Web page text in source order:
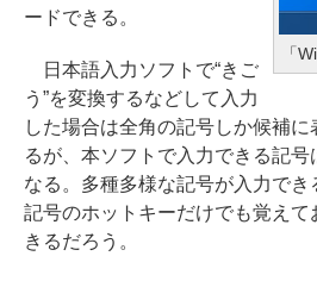
「
ードできる。
日本語入力ソフトで“きご
う”を変換するなどして入力
した場合は全角の記号しか候補
るが、本ソフトで入力できる記号
なる。多種多様な記号が入力でき
記号のホットキーだけでも覚え
きるだろう。